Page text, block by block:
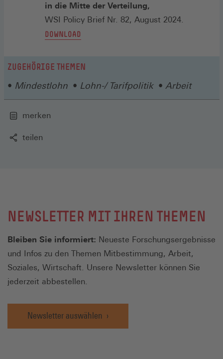
in die Mitte der Verteilung,
WSI Policy Brief Nr. 82, August 2024.
DOWNLOAD
ZUGEHÖRIGE THEMEN
Mindestlohn Lohn-/ Tarifpolitik Arbeit
merken
teilen
NEWSLETTER MIT IHREN THEMEN
Bleiben Sie informiert: Neueste Forschungsergebnisse
und Infos zu den Themen Mitbestimmung, Arbeit,
Soziales, Wirtschaft. Unsere Newsletter können Sie
jederzeit abbestellen.
Newsletter auswählen